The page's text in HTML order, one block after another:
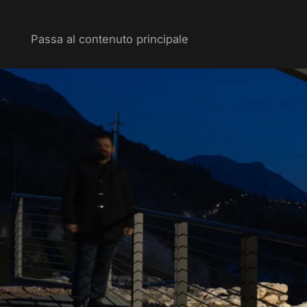
Passa al contenuto principale